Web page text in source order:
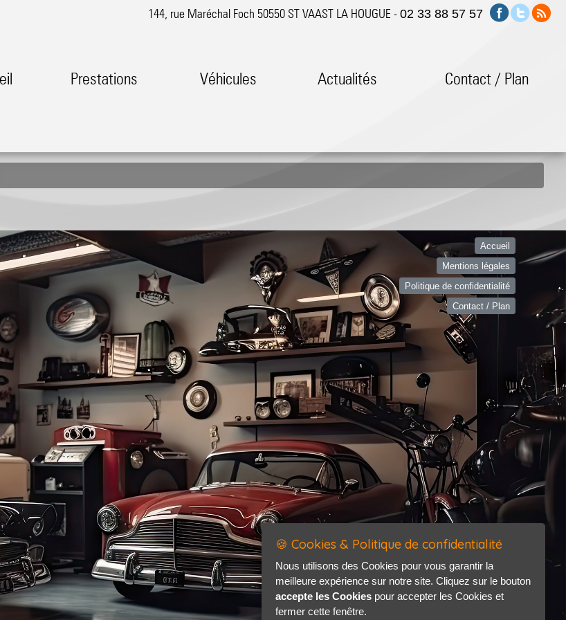
144, rue Maréchal Foch 50550 ST VAAST LA HOUGUE - 02 33 88 57 57
Prestations Véhicules Actualités Contact / Plan
Accueil
Mentions légales
Politique de confidentialité
Contact / Plan
🍪 Cookies & Politique de confidentialité
Nous utilisons des Cookies pour vous garantir la
meilleure expérience sur notre site. Cliquez sur le bouton
accepte les Cookies pour accepter les Cookies et
fermer cette fenêtre.